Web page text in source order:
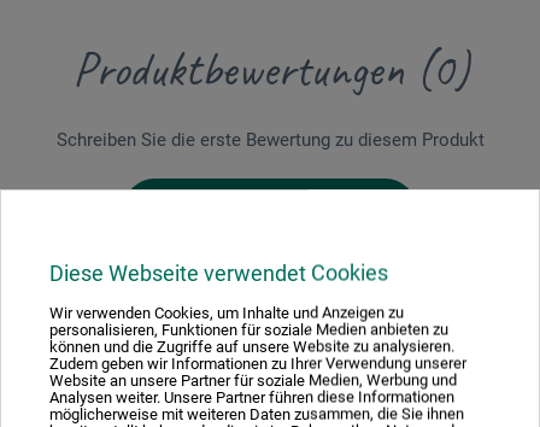
Diese Webseite verwendet Cookies
Wir verwenden Cookies, um Inhalte und Anzeigen zu
personalisieren, Funktionen für soziale Medien anbieten zu
können und die Zugriffe auf unsere Website zu analysieren.
Zudem geben wir Informationen zu Ihrer Verwendung unserer
Website an unsere Partner für soziale Medien, Werbung und
Analysen weiter. Unsere Partner führen diese Informationen
möglicherweise mit weiteren Daten zusammen, die Sie ihnen
Produktbewertungen (0)
Schreiben Sie die erste Bewertung zu diesem Produkt
Hersteller-Kontakt